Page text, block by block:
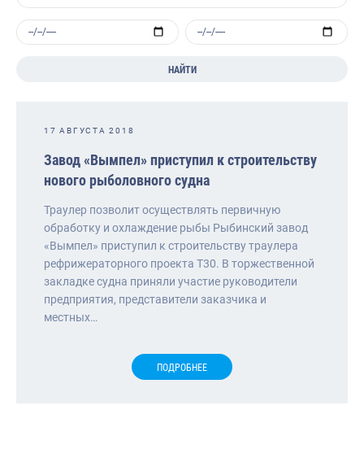
НАЙТИ
17 АВГУСТА 2018
Завод «Вымпел» приступил к строительству
нового рыболовного судна
Траулер позволит осуществлять первичную
обработку и охлаждение рыбы Рыбинский завод
«Вымпел» приступил к строительству траулера
рефрижераторного проекта Т30. В торжественной
закладке судна приняли участие руководители
предприятия, представители заказчика и
местных…
ПОДРОБНЕЕ